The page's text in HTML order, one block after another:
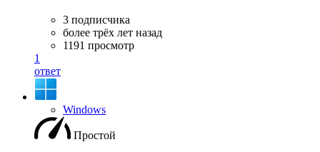
3 подписчика
более трёх лет назад
1191 просмотр
1
ответ
Windows
Простой